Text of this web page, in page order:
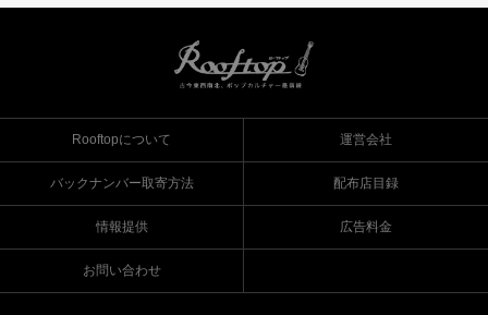
Rooftopについて 運営会社
バックナンバー取寄方法 配布店目録
情報提供 広告料金
お問い合わせ